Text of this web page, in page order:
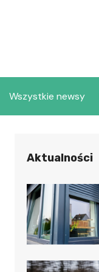
Wszystkie newsy
Aktualności